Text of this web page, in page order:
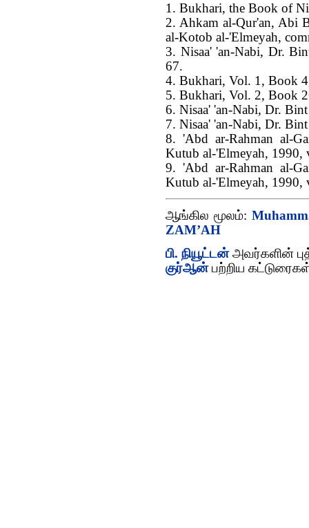
1. Bukhari, the Book of
2. Ahkam al-Qur'an, Abi
al-Kotob al-'Elmeyah,
3. Nisaa' 'an-Nabi, Dr.
67.
4. Bukhari, Vol. 1, Book
5. Bukhari, Vol. 2, Book
6. Nisaa' 'an-Nabi, Dr.
7. Nisaa' 'an-Nabi, Dr.
8. 'Abd ar-Rahman al-
Kutub al-'Elmeyah, 1990,
9. 'Abd ar-Rahman al-
Kutub al-'Elmeyah, 1990,
ஆங்கில மூலம்:
ZAM’AH
பி. நியூட்டன்அவர்களின்
குர்‍ஆன்ப‌ற்றிய‌